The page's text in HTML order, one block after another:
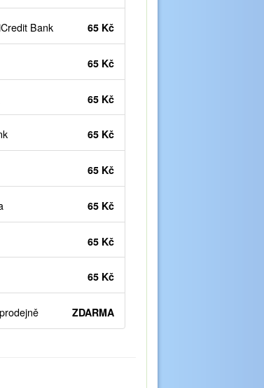
Bank 65 Kč
65 Kč
65 Kč
65 Kč
65 Kč
65 Kč
65 Kč
65 Kč
ZDARMA